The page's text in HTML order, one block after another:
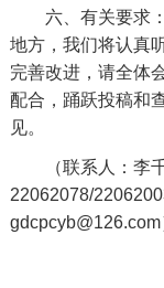
六、有关要求：
地方，我们将认真
完善改进，请全体
配合，踊跃投稿和
见。
（联系人：李千
22062078/
gdcpcyb@126.com